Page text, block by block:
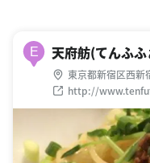
E 天府舫(てんふ
東京都新宿区西新
http://